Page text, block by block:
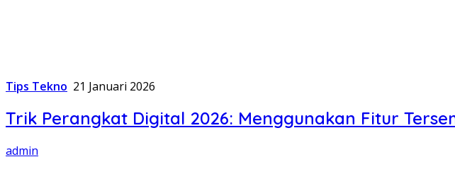
Tips Tekno 21 Januari 2026
Trik Perangkat Digital 2026: Menggunakan Fitur
admin